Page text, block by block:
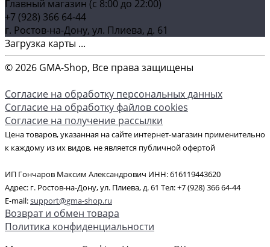
Главный магазин (c 8:00 до 22:00)
+7 (928) 366 64-44
г. Ростов-на-Дону, ул. Плиева, д. 61
Загрузка карты ...
© 2026 GMA-Shop, Все права защищены
Согласие на обработку персональных данных
Согласие на обработку файлов cookies
Согласие на получение рассылки
Цена товаров, указанная на сайте интернет-магазин применительно
к каждому из их видов, не является публичной офертой
ИП Гончаров Максим Александрович ИНН: 616119443620
Адрес: г. Ростов-на-Дону, ул. Плиева, д. 61 Тел: +7 (928) 366 64-44
E-mail:support@gma-shop.ru
Возврат и обмен товара
Политика конфиденциальности